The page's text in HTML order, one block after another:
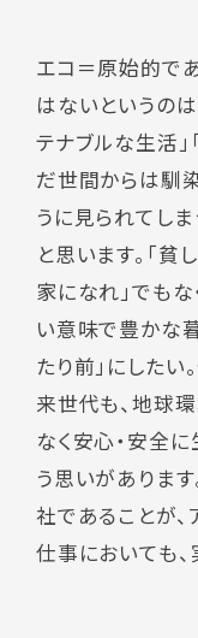
エコ＝原始的で
はないというの
テナブルな生活」
だ世間からは馴
うに見られてし
と思います。「貧
家になれ」でもな
い意味で豊かな
たり前」にしたい
来世代も、地球
なく安心・安全
う思いがありま
社であることが
仕事においても、